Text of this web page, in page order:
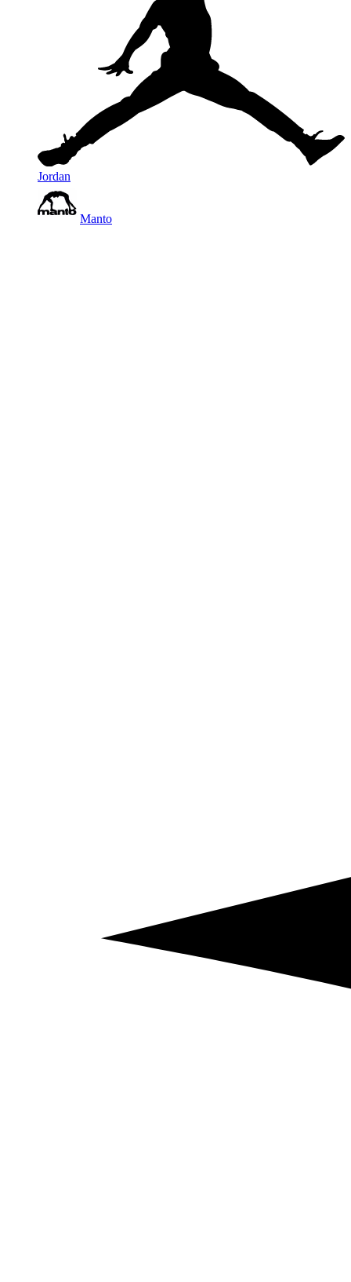
Jordan
Manto